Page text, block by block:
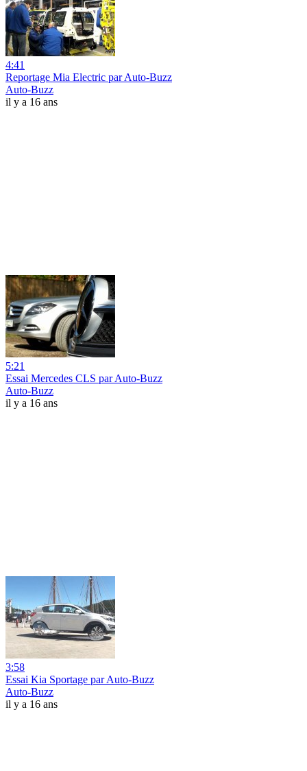
4:41
Reportage Mia Electric par Auto-Buzz
Auto-Buzz
il y a 16 ans
5:21
Essai Mercedes CLS par Auto-Buzz
Auto-Buzz
il y a 16 ans
3:58
Essai Kia Sportage par Auto-Buzz
Auto-Buzz
il y a 16 ans